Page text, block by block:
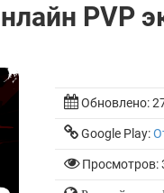
PVP
Обновлено:
Google Play:
Просмотров: